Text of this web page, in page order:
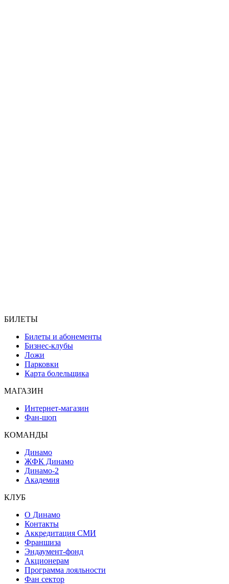
БИЛЕТЫ
Билеты и абонементы
Бизнес-клубы
Ложи
Парковки
Карта болельщика
МАГАЗИН
Интернет-магазин
Фан-шоп
КОМАНДЫ
Динамо
ЖФК Динамо
Динамо-2
Академия
КЛУБ
О Динамо
Контакты
Аккредитация СМИ
Франшиза
Эндаумент-фонд
Акционерам
Программа лояльности
Фан сектор